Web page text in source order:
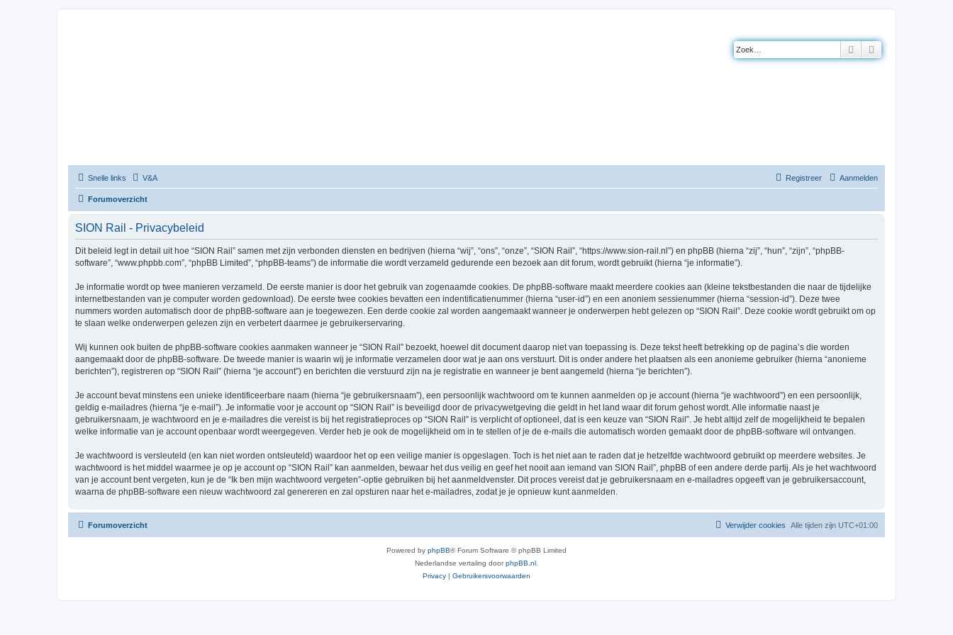
Zoek
Snelle links V&A Aanmelden
Registreer
Forumoverzicht
SION Rail - Privacybeleid
Dit beleid legt in detail uit hoe “SION Rail” samen met zijn verbonden diensten en bedrijven (hierna “wij”, “ons”, “onze”, “SION Rail”, “https://www.sion-rail.nl”) en phpBB (hierna “zij”, “hun”, “zijn”, “phpBB-
software”, “www.phpbb.com”, “phpBB Limited”, “phpBB-teams”) de informatie die wordt verzameld gedurende een bezoek aan dit forum, wordt gebruikt (hierna “je informatie”).
Je informatie wordt op twee manieren verzameld. De eerste manier is door het gebruik van zogenaamde cookies. De phpBB-software maakt meerdere cookies aan (kleine tekstbestanden die naar de tijdelijke
internetbestanden van je computer worden gedownload). De eerste twee cookies bevatten een indentificatienummer (hierna “user-id”) en een anoniem sessienummer (hierna “session-id”). Deze twee
nummers worden automatisch door de phpBB-software aan je toegewezen. Een derde cookie zal worden aangemaakt wanneer je onderwerpen hebt gelezen op “SION Rail”. Deze cookie wordt gebruikt om op
te slaan welke onderwerpen gelezen zijn en verbetert daarmee je gebruikerservaring.
Wij kunnen ook buiten de phpBB-software cookies aanmaken wanneer je “SION Rail” bezoekt, hoewel dit document daarop niet van toepassing is. Deze tekst heeft betrekking op de pagina’s die worden
aangemaakt door de phpBB-software. De tweede manier is waarin wij je informatie verzamelen door wat je aan ons verstuurt. Dit is onder andere het plaatsen als een anonieme gebruiker (hierna “anonieme
berichten”), registreren op “SION Rail” (hierna “je account”) en berichten die verstuurd zijn na je registratie en wanneer je bent aangemeld (hierna “je berichten”).
Je account bevat minstens een unieke identificeerbare naam (hierna “je gebruikersnaam”), een persoonlijk wachtwoord om te kunnen aanmelden op je account (hierna “je wachtwoord”) en een persoonlijk,
geldig e-mailadres (hierna “je e-mail”). Je informatie voor je account op “SION Rail” is beveiligd door de privacywetgeving die geldt in het land waar dit forum gehost wordt. Alle informatie naast je
gebruikersnaam, je wachtwoord en je e-mailadres die vereist is bij het registratieproces op “SION Rail” is verplicht of optioneel, dat is een keuze van “SION Rail”. Je hebt altijd zelf de mogelijkheid te bepalen
welke informatie van je account openbaar wordt weergegeven. Verder heb je ook de mogelijkheid om in te stellen of je de e-mails die automatisch worden gemaakt door de phpBB-software wil ontvangen.
Je wachtwoord is versleuteld (en kan niet worden ontsleuteld) waardoor het op een veilige manier is opgeslagen. Toch is het niet aan te raden dat je hetzelfde wachtwoord gebruikt op meerdere websites. Je
wachtwoord is het middel waarmee je op je account op “SION Rail” kan aanmelden, bewaar het dus veilig en geef het nooit aan iemand van SION Rail”, phpBB of een andere derde partij. Als je het wachtwoord
van je account bent vergeten, kun je de “Ik ben mijn wachtwoord vergeten”-optie gebruiken bij het aanmeldvenster. Dit proces vereist dat je gebruikersnaam en e-mailadres opgeeft van je gebruikersaccount,
waarna de phpBB-software een nieuw wachtwoord zal genereren en zal opsturen naar het e-mailadres, zodat je je opnieuw kunt aanmelden.
Forumoverzicht Alle tijden zijn UTC+01:00
Verwijder cookies
Powered by phpBB® Forum Software © phpBB Limited
Nederlandse vertaling doorphpBB.nl
Privacy | Gebruikersvoorwaarden